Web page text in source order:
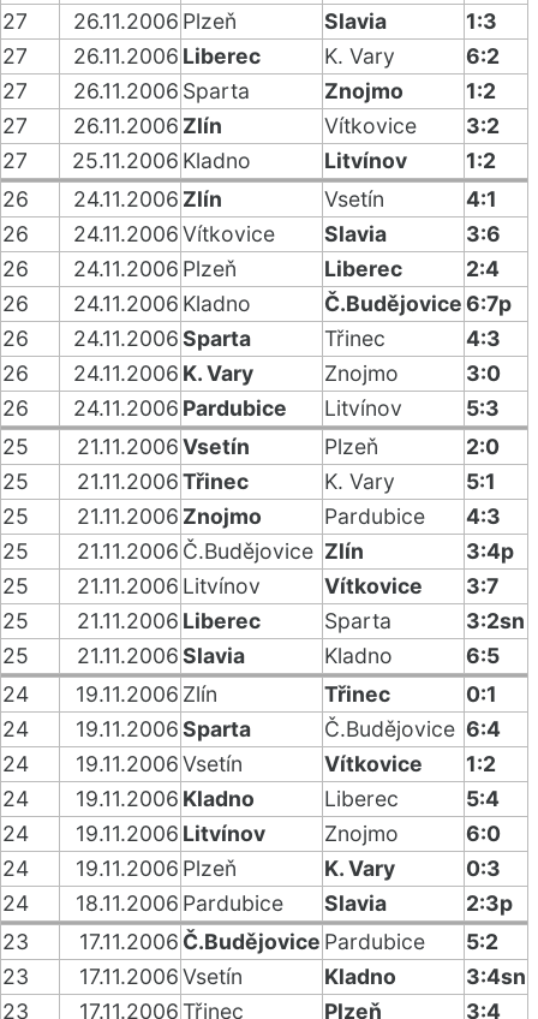
27
26.11.2006 Plzeň Slavia
1:3
27
26.11.2006 Liberec K. Vary
6:2
27
26.11.2006 Sparta Znojmo
1:2
27
26.11.2006 Zlín Vítkovice
3:2
27
25.11.2006 Kladno Litvínov
1:2
26
24.11.2006 Zlín Vsetín
4:1
26
24.11.2006Vítkovice Slavia
3:6
26
24.11.2006 Plzeň Liberec
2:4
26
24.11.2006 Kladno Č.Budějovice6:7p
26
24.11.2006Sparta Třinec
4:3
26
24.11.2006 K. Vary Znojmo
3:0
26
24.11.2006 Pardubice Litvínov
5:3
25
21.11.2006Vsetín Plzeň
2:0
25
21.11.2006Třinec K. Vary
5:1
25
21.11.2006 Znojmo Pardubice
4:3
25
21.11.2006 Č.Budějovice Zlín
3:4p
25
21.11.2006 Litvínov Vítkovice
3:7
25
21.11.2006 Liberec Sparta
3:2sn
25
21.11.2006Slavia Kladno
6:5
24
19.11.2006 Zlín Třinec
0:1
24
19.11.2006Sparta Č.Budějovice 6:4
24
19.11.2006Vsetín Vítkovice
1:2
24
19.11.2006 Kladno Liberec
5:4
24
19.11.2006 Litvínov Znojmo
6:0
24
19.11.2006 Plzeň K. Vary
0:3
24
18.11.2006 Pardubice Slavia
2:3p
23
17.11.2006 Č.Budějovice Pardubice
5:2
23
17.11.2006Vsetín Kladno
3:4sn
23
17.11.2006Třinec Plzeň 3:4